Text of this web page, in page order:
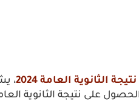
نتيجة الثانوية العامة 2024
،